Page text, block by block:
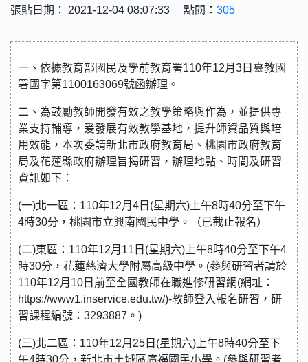
張貼日期： 2021-12-04 08:07:33 點閱： 305
一、依據教育部國民及學前教育署110年12月3日臺教國
署國字第1100163069號函辦理。
二、為鼓勵教師開發有效之教學策略與作為，並提供專
業支持輔導，爰發展有效教學基地，提升師資品質與培
用效能，本次委請新北市政府教育局、桃園市政府教育
局及花蓮縣政府辦理旨揭研習，辦理地點、時間及研習
資訊如下：
(一)北一區：110年12月4日(星期六)上午8時40分至下午
4時30分，桃園市立興南國民中學。（已截止報名）
(二)東區：110年12月11日(星期六)上午8時40分至下午4
時30分，花蓮慈濟大學附屬高級中學。(參與研習者請於
110年12月10日前至全國教師在職進修研習網(網址：
https://www1.inservice.edu.tw/)-教師登入報名研習，研
習課程編號：3293887。)
(三)北二區：110年12月25日(星期六)上午8時40分至下
午4時30分，新北市土城區廣福國民小學。(參與研習者